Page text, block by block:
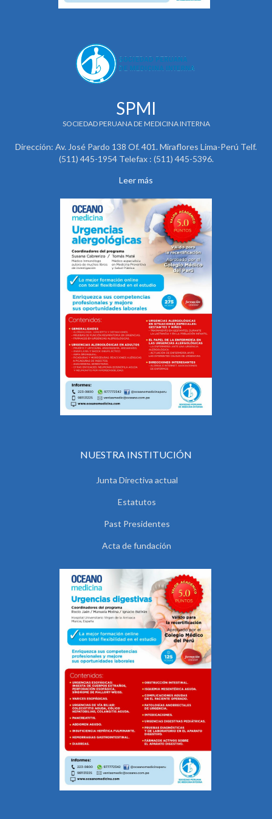
SPMI
SOCIEDAD PERUANA DE MEDICINA INTERNA
Dirección: Av. José Pardo 138 Of. 401. Miraflores Lima-Perú Telf.
(511) 445-1954 Telefax : (511) 445-5396.
Leer más
NUESTRA INSTITUCIÓN
Junta Directiva actual
Estatutos
Past Presidentes
Acta de fundación